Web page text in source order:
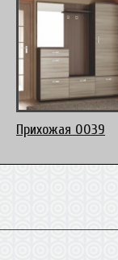
Прихожая 0039